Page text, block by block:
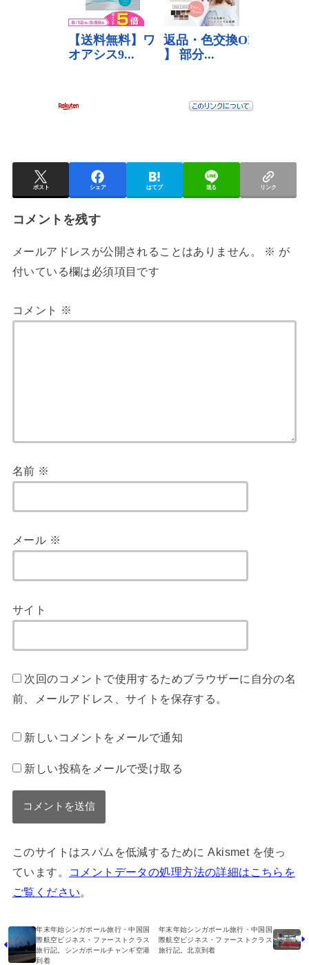
ポスト シェア はてブ 送る リンク
コメントを残す
メールアドレスが公開されることはありません。 ※ が
付いている欄は必須項目です
コメント ※
名前 ※
メール ※
サイト
次回のコメントで使用するためブラウザーに自分の名
前、メールアドレス、サイトを保存する。
新しいコメントをメールで通知
新しい投稿をメールで受け取る
このサイトはスパムを低減するために Akismet を使っ
ています。
コメントデータの処理方法の詳細はこちらを
ご覧ください
年末年始シンガポール旅行・中国国
際航空ビジネス・ファーストクラス
旅行記。シンガポールチャンギ空港
到着
年末年始シンガポール旅行・中国国
際航空ビジネス・ファーストクラス
旅行記。北京到着